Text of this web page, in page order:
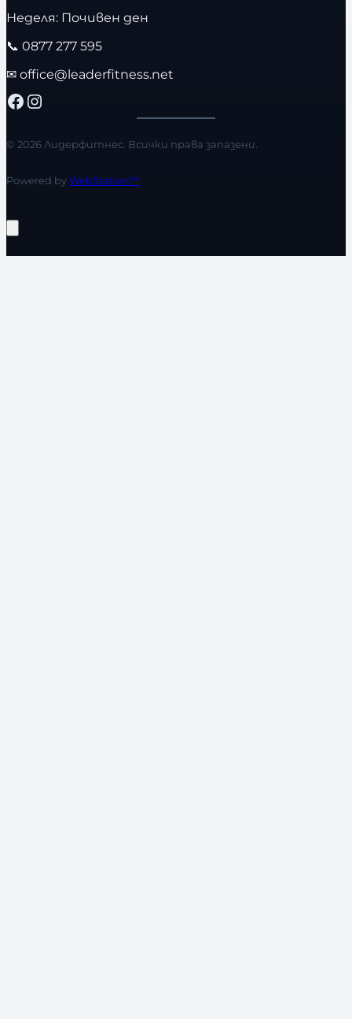
Неделя: Почивен ден
📞 0877 277 595
✉ office@leaderfitness.net
Facebook Instagram
© 2026 Лидерфитнес. Всички права запазени.
Powered byWebStation™